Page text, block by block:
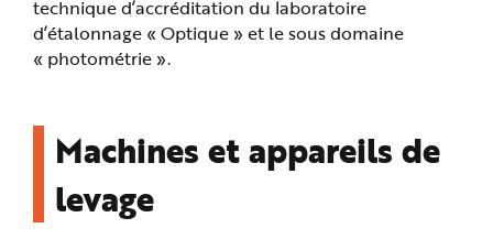
technique d’accréditation du laboratoire
d’étalonnage « Optique » et le sous domaine
« photométrie ».
Machines et appareils de
levage